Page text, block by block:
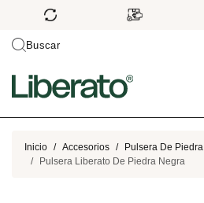
Buscar
LO NUEVO
Inicio Accesorios
Pulsera De Piedra
Pulsera Liberato De Piedra Negra